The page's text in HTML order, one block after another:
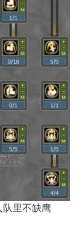
里不缺鹰